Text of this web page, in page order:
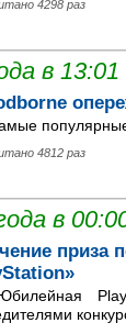
4298 раз
в 13:01
4812 раз
в
приза